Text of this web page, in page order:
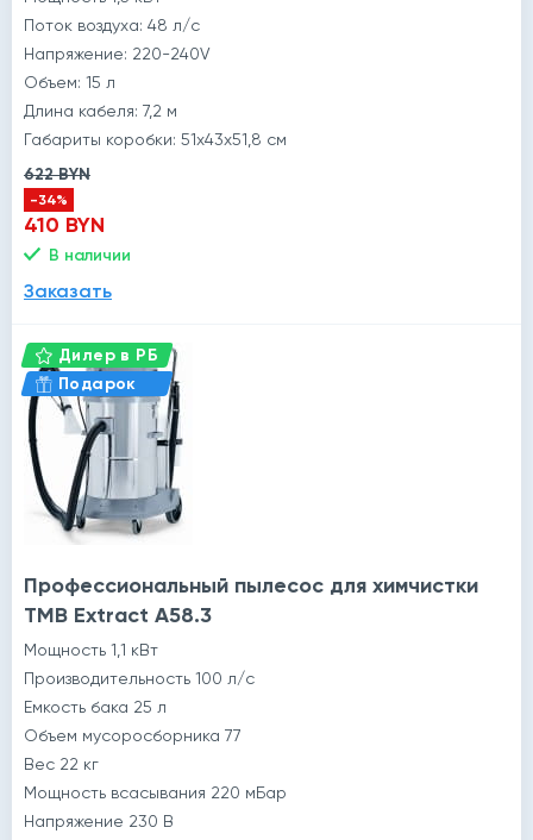
Поток воздуха: 48 л/с
Напряжение: 220-240V
Объем: 15 л
Длина кабеля: 7,2 м
Габариты коробки: 51x43x51,8 см
622 BYN
-34%
410 BYN
В наличии
Заказать
Дилер в РБ
Подарок
Профессиональный пылесос для химчистки
TMB Extract А58.3
Мощность 1,1 кВт
Производительность 100 л/с
Емкость бака 25 л
Объем мусоросборника 77
Вес 22 кг
Мощность всасывания 220 мБар
Напряжение 230 В